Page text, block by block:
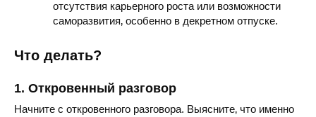
отсутствия карьерного роста или возможности
саморазвития‚ особенно в декретном отпуске.
Что делать?
1. Откровенный разговор
Начните с откровенного разговора. Выясните‚ что именно